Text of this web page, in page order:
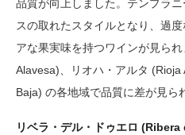
品質が向上しました。テンプラ
スの取れたスタイルとなり、過
アな果実味を持つワインが見ら
Alavesa)、リオハ・アルタ
Baja) の各地域で品質に差が見ら
リベラ・デル・ドゥエロ